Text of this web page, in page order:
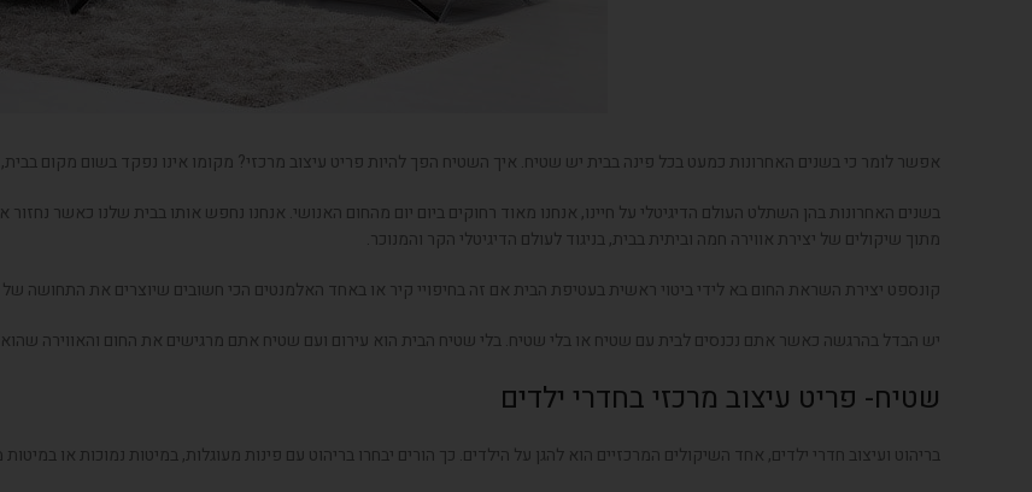
אפשר לומר כי בשנים האחרונות כמעט בכל פינה בבית יש שטיח. איך השטיח הפך להיות פריט עיצוב מרכזי? מקומו אינו נפקד בשום מקום בבית,
בשנים האחרונות בהן השתלט העולם הדיגיטלי על חיינו, אנחנו מאוד רחוקים ביום יום מהחום האנושי. אנחנו נחפש אותו בבית שלנו כאשר
מתוך שיקולים של יצירת אווירה חמה וביתית בבית, בניגוד לעולם הדיגיטלי הקר והמנוכר.
קונספט יצירת השראת החום בא לידי ביטוי ראשית בעטיפת הבית אם זה בחיפויי קיר או באחד האלמנטים הכי חשובים שיוצרים את התחושה
יש הבדל בהרגשה כאשר אתם נכנסים לבית עם שטיח או בלי שטיח. בלי שטיח הבית הוא עירום ועם שטיח אתם מרגישים את החום והאווירה
שטיח- פריט עיצוב מרכזי בחדרי ילדים
בריהוט ועיצוב חדרי ילדים, אחד השיקולים המרכזיים הוא להגן על הילדים. כך הורים יבחרו בריהוט עם פינות מעוגלות, במיטות נמוכות או